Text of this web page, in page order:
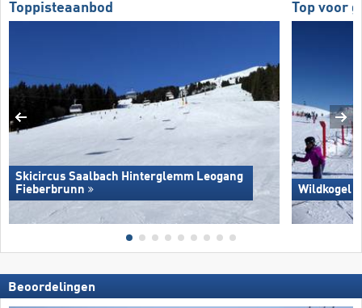
Toppisteaanbod
Skicircus Saalbach Hinterglemm Leogang
Fieberbrunn
Top voor
Wildkogel
Beoordelingen